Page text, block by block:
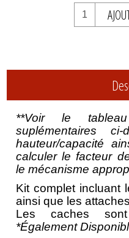
**Voir le
suplémentaires
hauteur/capacité
calculer le facteur
le mécanisme
Kit complet incluant
ainsi que les
Les caches
*Également